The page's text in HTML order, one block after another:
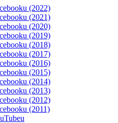
(2022)
(2021)
(2020)
(2019)
(2018)
(2017)
(2016)
(2015)
(2014)
(2013)
(2012)
(2011)